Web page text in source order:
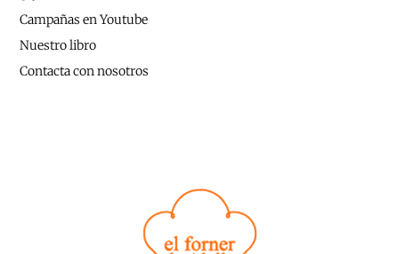
Campañas en Youtube
Nuestro libro
Contacta con nosotros